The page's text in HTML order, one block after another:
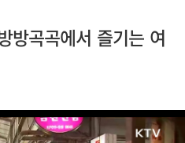
방곡곡에서 즐기는 여